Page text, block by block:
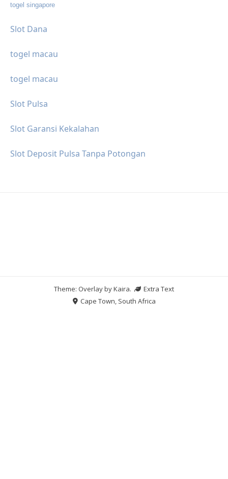
togel singapore
Slot Dana
togel macau
togel macau
Slot Pulsa
Slot Garansi Kekalahan
Slot Deposit Pulsa Tanpa Potongan
Theme: Overlay byKaira.
Extra Text
Cape Town, South Africa